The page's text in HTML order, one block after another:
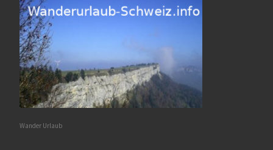
Wander Urlaub